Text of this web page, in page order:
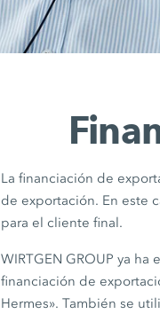
La financiación de
de exportación. En este
para el cliente final.
WIRTGEN GROUP ya
financiación de
Hermes». También se